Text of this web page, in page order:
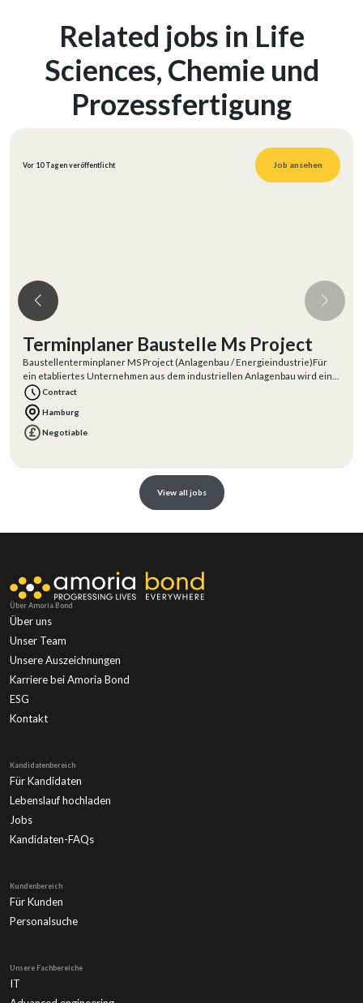
Related jobs in Life
Sciences, Chemie und
Prozessfertigung
Vor 10 Tagen veröffentlicht Job ansehen
Terminplaner Baustelle Ms Project
Baustellenterminplaner MS Project (Anlagenbau / Energieindustrie)Für
ein etabliertes Unternehmen aus dem industriellen Anlagenbau wird ein
erfahrener
Contract
Hamburg
Negotiable
View all jobs
Über Amoria Bond
Über uns
Unser Team
Unsere Auszeichnungen
Karriere bei Amoria Bond
ESG
Kontakt
Kandidatenbereich
Für Kandidaten
Lebenslauf hochladen
Jobs
Kandidaten-FAQs
Kundenbereich
Für Kunden
Personalsuche
Unsere Fachbereiche
IT